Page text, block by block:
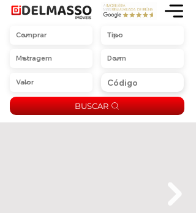
BUSCAR